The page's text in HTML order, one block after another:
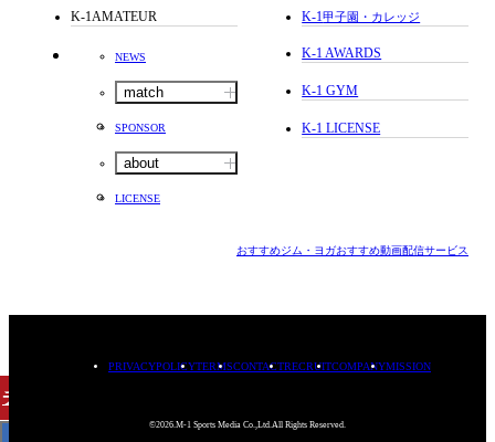
チケット
K-1AMATEUR
NEWS
match
SPONSOR
about
LICENSE
K-1甲子園・カレッジ
K-1 AWARDS
K-1 GYM
K-1 LICENSE
おすすめジム・ヨガおすすめ動画配信サービス
PRIVACYPOLICYTERMSCONTACTRECRUITCOMPANYMISSION
©2026.M-1 Sports Media Co.,Ltd.All Rights Reserved.